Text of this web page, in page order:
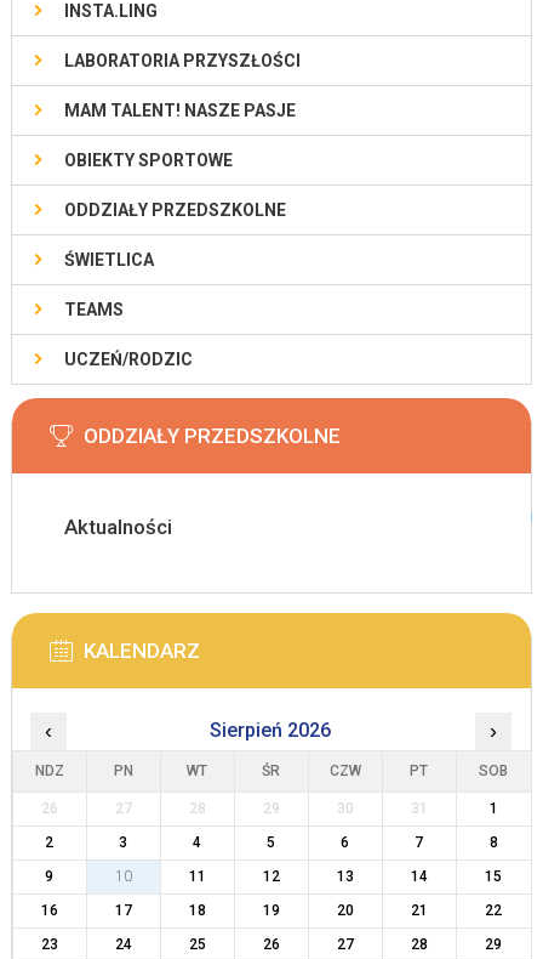
INSTA.LING
LABORATORIA PRZYSZŁOŚCI
MAM TALENT! NASZE PASJE
OBIEKTY SPORTOWE
ODDZIAŁY PRZEDSZKOLNE
ŚWIETLICA
TEAMS
UCZEŃ/RODZIC
ODDZIAŁY PRZEDSZKOLNE
Aktualności
KALENDARZ
‹ Sierpień 2026 ›
NDZ PN WT ŚR CZW PT SOB
26 27 28 29 30 31
1
2
3 4 5 6 7
8
9
10 11 12 13 14
15
16
17 18 19 20 21
22
23
24 25 26 27 28
29